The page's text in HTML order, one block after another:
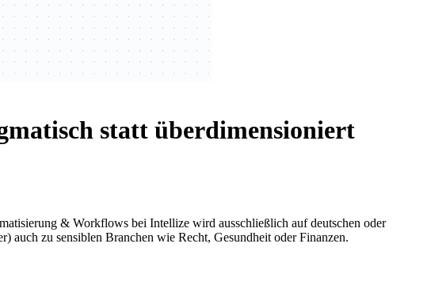
statt überdimensioniert
& Workflows bei Intellize wird ausschließlich auf deutschen oder
auch zu sensiblen Branchen wie Recht, Gesundheit oder Finanzen.